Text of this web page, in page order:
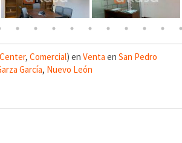
,Comercial) enVenta enSan Pedro
García, Nuevo León